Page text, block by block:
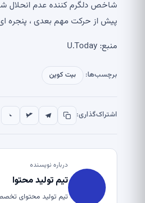
شاخص دلگرم کننده عدم انحلال
پیش از حرکت مهم بعدی ، پنجره ای
منبع: U.Today
برچسب‌ها: بیت کوین
اشتراک‌گذاری:
درباره نویسنده
تیم تولید محتوا
تیم تولید محتوای